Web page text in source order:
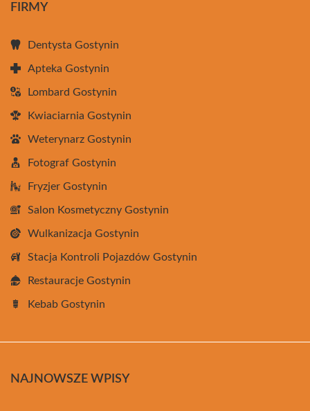
FIRMY
Dentysta Gostynin
Apteka Gostynin
Lombard Gostynin
Kwiaciarnia Gostynin
Weterynarz Gostynin
Fotograf Gostynin
Fryzjer Gostynin
Salon Kosmetyczny Gostynin
Wulkanizacja Gostynin
Stacja Kontroli Pojazdów Gostynin
Restauracje Gostynin
Kebab Gostynin
NAJNOWSZE WPISY